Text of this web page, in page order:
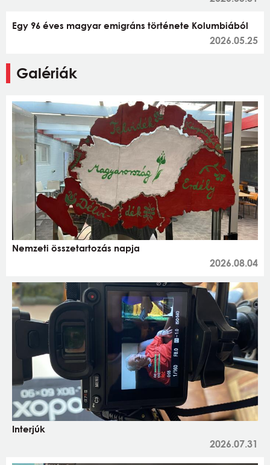
Egy 96 éves magyar emigráns története Kolumbiából
2026.05.25
Galériák
Nemzeti összetartozás napja
2026.08.04
Interjúk
2026.07.31